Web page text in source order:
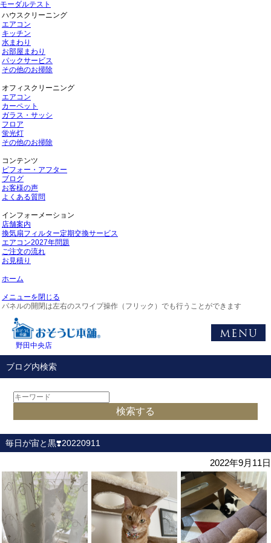
モーダルテスト
ハウスクリーニング
エアコン
キッチン
水まわり
お部屋まわり
パックサービス
その他のお掃除
オフィスクリーニング
エアコン
カーペット
ガラス・サッシ
フロア
蛍光灯
その他のお掃除
コンテンツ
ビフォー・アフター
ブログ
お客様の声
よくある質問
インフォーメーション
店舗案内
換気扇フィルター定期交換サービス
エアコン2027年問題
ご注文の流れ
お見積り
ホーム
メニューを閉じる
パネルの開閉は左右のスワイプ操作（フリック）でも行うことができます
野田中央店
ブログ内検索
毎日が宙と黒❣️20220911
2022年9月11日